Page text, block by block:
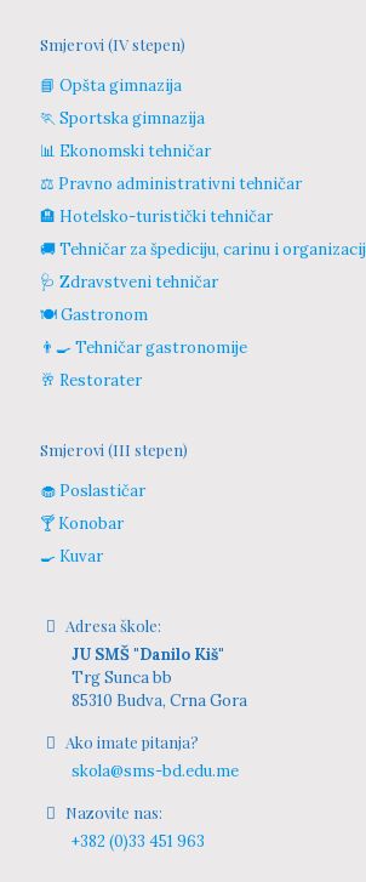
Smjerovi (IV stepen)
📘 Opšta gimnazija
🏃 Sportska gimnazija
📊 Ekonomski tehničar
⚖️ Pravno administrativni tehničar
🏨 Hotelsko-turistički tehničar
🚚 Tehničar za špediciju, carinu i
🩺 Zdravstveni tehničar
🍽️ Gastronom
👨‍🍳 Tehničar gastronomije
🥂 Restorater
Smjerovi (III stepen)
🧁 Poslastičar
🍸 Konobar
🍳 Kuvar
Adresa škole:
JU SMŠ "Danilo Kiš"
Trg Sunca bb
85310 Budva, Crna Gora
Ako imate pitanja?
skola@sms-bd.edu.me
Nazovite nas:
+382 (0)33 451 963